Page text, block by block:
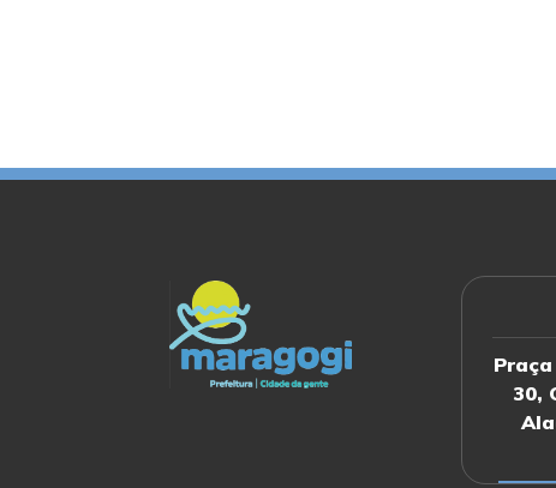
30,